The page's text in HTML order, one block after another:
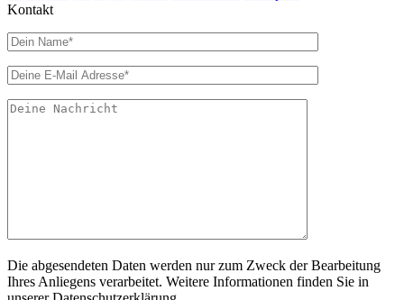
Kontakt
Die abgesendeten Daten werden nur zum Zweck der Bearbeitung
Ihres Anliegens verarbeitet. Weitere Informationen finden Sie in